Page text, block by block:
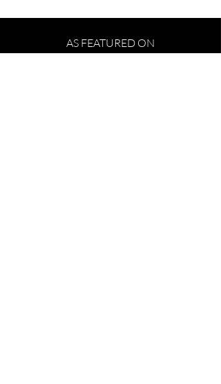
AS FEATURED ON
ago